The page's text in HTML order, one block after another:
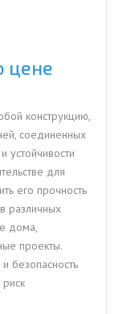
цене
конструкцию,
соединенных
устойчивости
для
его прочность
различных
дома,
проекты.
безопасность